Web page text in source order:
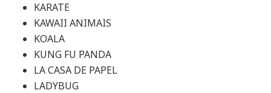
KARATE
KAWAII ANIMAIS
KOALA
KUNG FU PANDA
LA CASA DE PAPEL
LADYBUG